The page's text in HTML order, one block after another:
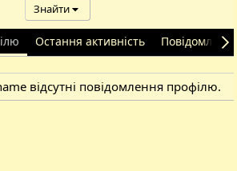
Знайти
Остання активність
відсутні повідомлення профілю.